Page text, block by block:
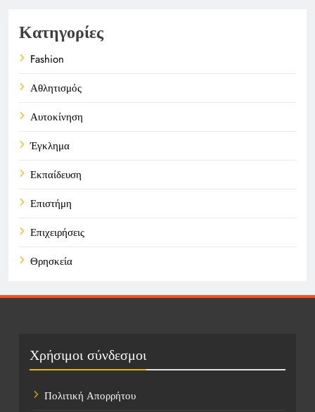
Κατηγορίες
Fashion
Αθλητισμός
Αυτοκίνηση
Έγκλημα
Εκπαίδευση
Επιστήμη
Επιχειρήσεις
Θρησκεία
Πολιτική
Χρήσιμοι σύνδεσμοι
Πολιτική Απορρήτου